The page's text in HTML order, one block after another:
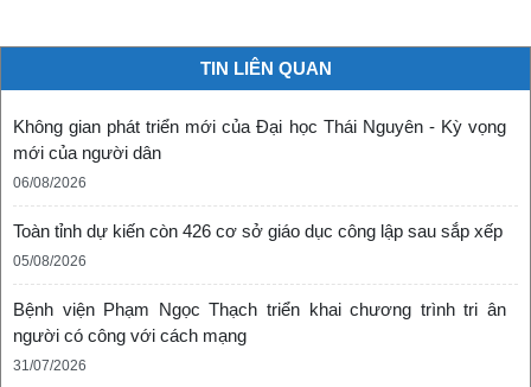
TIN LIÊN QUAN
Không gian phát triển mới của Đại học Thái Nguyên - Kỳ vọng
mới của người dân
06/08/2026
Toàn tỉnh dự kiến còn 426 cơ sở giáo dục công lập sau sắp xếp
05/08/2026
Bệnh viện Phạm Ngọc Thạch triển khai chương trình tri ân
người có công với cách mạng
31/07/2026